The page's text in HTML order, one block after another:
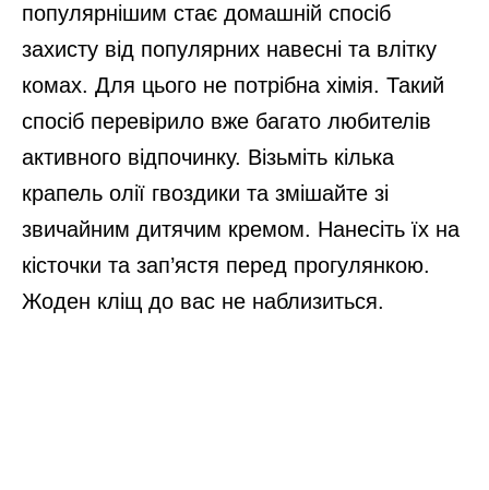
популярнішим стає домашній спосіб
захисту від популярних навесні та влітку
комах. Для цього не потрібна хімія. Такий
спосіб перевірило вже багато любителів
активного відпочинку. Візьміть кілька
крапель олії гвоздики та змішайте зі
звичайним дитячим кремом. Нанесіть їх на
кісточки та зап’ястя перед прогулянкою.
Жоден кліщ до вас не наблизиться.